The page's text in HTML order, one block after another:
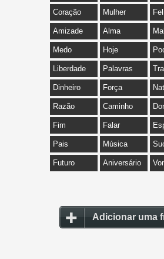
Coração Mulher
Amizade Alma Mal
Medo Hoje
Liberdade Palavras
Dinheiro Força
Razão Caminho Dor
Fim Falar
Pais Música
Futuro Aniversário
Adicionar uma